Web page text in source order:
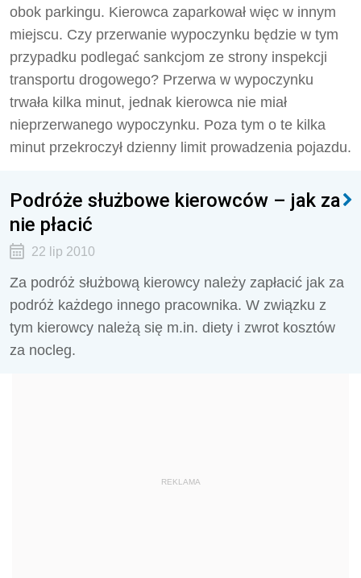
obok parkingu. Kierowca zaparkował więc w innym
miejscu. Czy przerwanie wypoczynku będzie w tym
przypadku podlegać sankcjom ze strony inspekcji
transportu drogowego? Przerwa w wypoczynku
trwała kilka minut, jednak kierowca nie miał
nieprzerwanego wypoczynku. Poza tym o te kilka
minut przekroczył dzienny limit prowadzenia pojazdu.
Podróże służbowe kierowców – jak za
nie płacić
22 lip 2010
Za podróż służbową kierowcy należy zapłacić jak za
podróż każdego innego pracownika. W związku z
tym kierowcy należą się m.in. diety i zwrot kosztów
za nocleg.
REKLAMA